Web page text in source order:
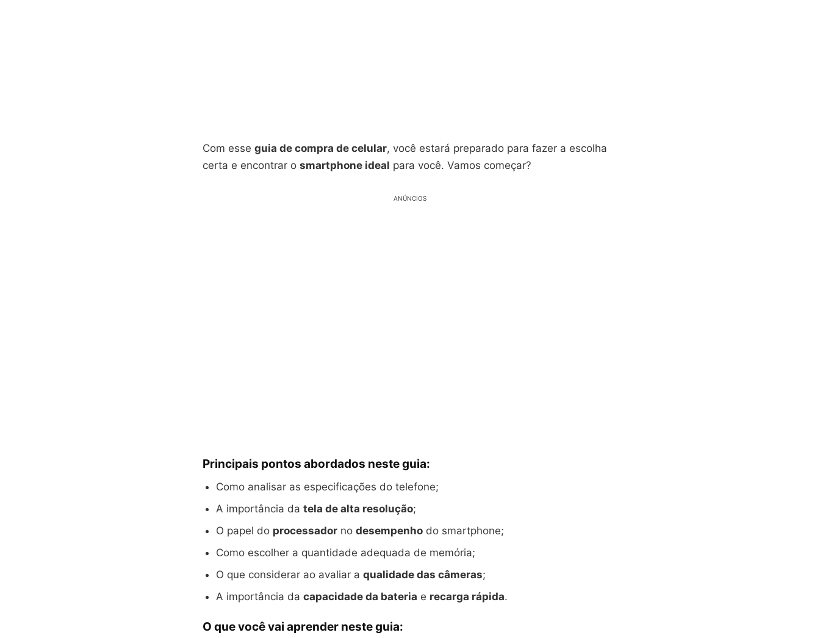
Com esse guia de compra de celular, você estará preparado para fazer a escolha
certa e encontrar o smartphone ideal para você. Vamos começar?
ANÚNCIOS
Principais pontos abordados neste guia:
Como analisar as especificações do telefone;
A importância da tela de alta resolução;
O papel do processador no desempenho do smartphone;
Como escolher a quantidade adequada de memória;
O que considerar ao avaliar a qualidade das câmeras;
A importância da capacidade da bateria e recarga rápida.
O que você vai aprender neste guia: